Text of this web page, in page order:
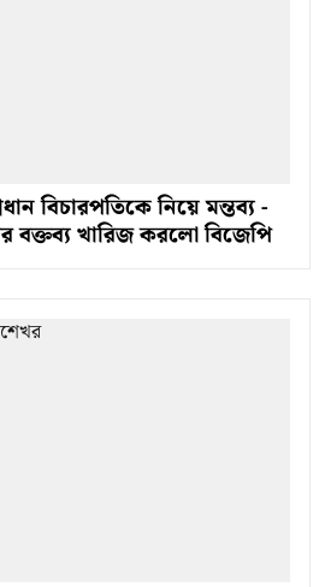
বিচারপতিকে নিয়ে মন্তব্য -
বক্তব্য খারিজ করলো বিজেপি